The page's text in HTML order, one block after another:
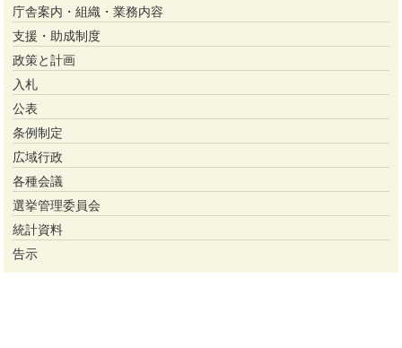
庁舎案内・組織・業務内容
支援・助成制度
政策と計画
入札
公表
条例制定
広域行政
各種会議
選挙管理委員会
統計資料
告示